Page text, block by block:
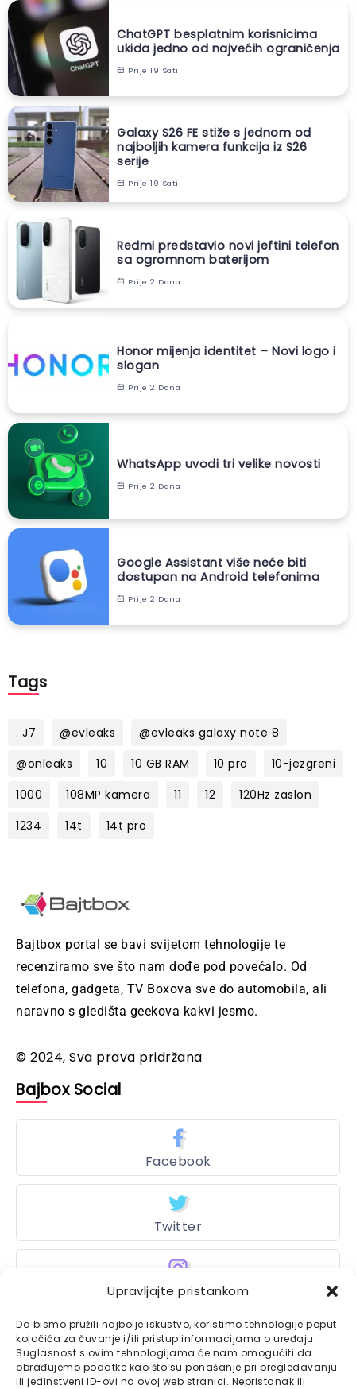
Upravljajte pristankom
Da bismo pružili najbolje iskustvo, koristimo tehnologije poput
kolačića za čuvanje i/ili pristup informacijama o uređaju.
Suglasnost s ovim tehnologijama će nam omogućiti da
obrađujemo podatke kao što su ponašanje pri pregledavanju
ili jedinstveni ID-ovi na ovoj web stranici. Nepristanak ili
ChatGPT besplatnim korisnicima
ukida jedno od najvećih ograničenja
Prije 19 Sati
Galaxy S26 FE stiže s jednom od
najboljih kamera funkcija iz S26
serije
Prije 19 Sati
Redmi predstavio novi jeftini telefon
sa ogromnom baterijom
Prije 2 Dana
Honor mijenja identitet – Novi logo i
slogan
Prije 2 Dana
WhatsApp uvodi tri velike novosti
Prije 2 Dana
Google Assistant više neće biti
dostupan na Android telefonima
Prije 2 Dana
Tags
. J7 @evleaks
@evleaks galaxy note 8
@onleaks
10 10 GB RAM 10 pro
10-jezgreni
1000
108MP kamera 11 12
120Hz zaslon
1234
14t 14t pro
Bajtbox portal se bavi svijetom tehnologije te
recenziramo sve što nam dođe pod povećalo. Od
telefona, gadgeta, TV Boxova sve do automobila, ali
naravno s gledišta geekova kakvi jesmo.
© 2024, Sva prava pridržana
Bajbox Social
Facebook
Twitter
Instagram
Bajtbox